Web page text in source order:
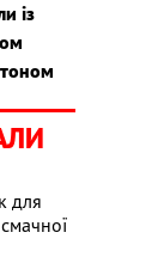
із
для